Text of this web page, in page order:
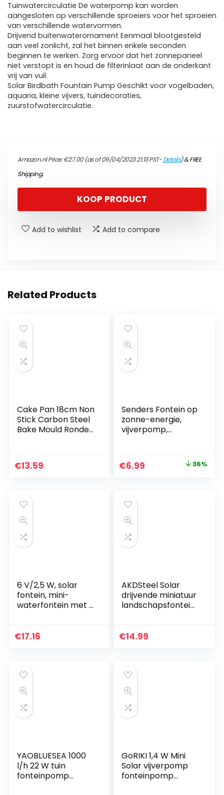
Tuinwatercirculatie De waterpomp kan worden
aangesloten op verschillende sproeiers voor het sproeien
van verschillende watervormen.
Drijvend buitenwaterornament Eenmaal blootgesteld
aan veel zonlicht, zal het binnen enkele seconden
beginnen te werken. Zorg ervoor dat het zonnepaneel
niet verstopt is en houd de filterinlaat aan de onderkant
vrij van vuil.
Solar Birdbath Fountain Pump Geschikt voor vogelbaden,
aquaria, kleine vijvers, tuindecoraties,
zuurstofwatercirculatie.
Amazon.nl Price:€27.00(as of 09/04/2023 21:13 PST-Details)&FREE
Shipping.
KOOP PRODUCT
Add to wishlist Add to compare
Related Products
Cake Pan 18cm Non
Stick Carbon Steel
Bake Mould Ronde
Bodem Bakvormen
Cake Supplies
€13.59
Senders Fontein op
zonne-energie,
vijverpomp,
monokristallijn
zonnepaneel,
fonteinpomp voor
tuinvijver of fontein,
vijver, vishouder
Original
€10.99.
€6.99 36%
6 V/2,5 W, solar
fontein, mini-
waterfontein met 7
decoratie van
€17.16
AKDSteel Solar
drijvende miniatuur
landschapsfontein
gebruikt voor
en tuinen
€14.99
YAOBLUESEA 1000
l/h 22 W tuin
fonteinpomp
GoRIKI 1,4 W Mini
Solar vijverpomp
fonteinpomp